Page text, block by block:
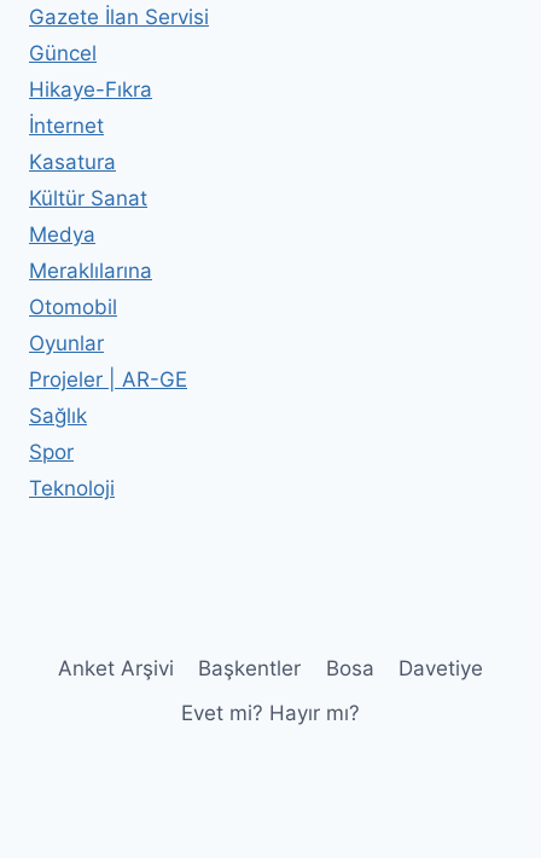
Gazete İlan Servisi
Güncel
Hikaye-Fıkra
İnternet
Kasatura
Kültür Sanat
Medya
Meraklılarına
Otomobil
Oyunlar
Projeler | AR-GE
Sağlık
Spor
Teknoloji
Anket Arşivi Başkentler Bosa
Davetiye
Evet mi? Hayır mı?